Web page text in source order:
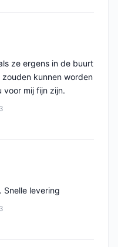
ze ergens in de buurt
kunnen worden
mij fijn zijn.
Snelle levering